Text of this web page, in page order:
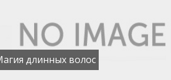
длинных волос